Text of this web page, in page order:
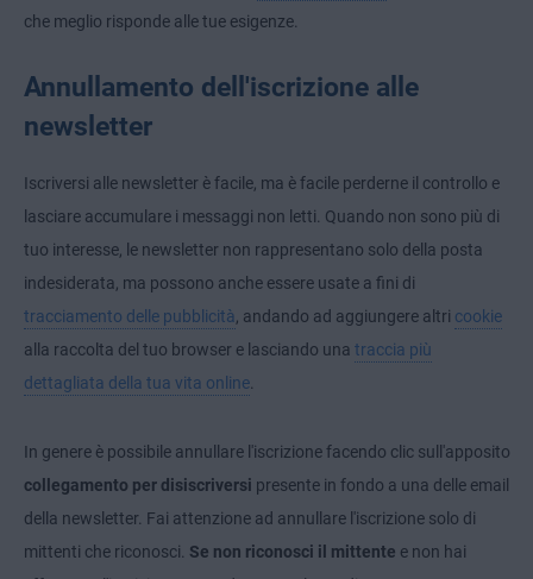
che meglio risponde alle tue esigenze.
Annullamento dell'iscrizione alle
newsletter
Iscriversi alle newsletter è facile, ma è facile perderne il controllo e
lasciare accumulare i messaggi non letti. Quando non sono più di
tuo interesse, le newsletter non rappresentano solo della posta
indesiderata, ma possono anche essere usate a fini di
tracciamento delle pubblicità, andando ad aggiungere altri cookie
alla raccolta del tuo browser e lasciando una traccia più
dettagliata della tua vita online.
In genere è possibile annullare l'iscrizione facendo clic sull'apposito
collegamento per disiscriversi presente in fondo a una delle email
della newsletter. Fai attenzione ad annullare l'iscrizione solo di
mittenti che riconosci. Se non riconosci il mittente e non hai